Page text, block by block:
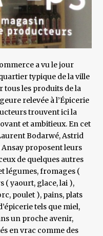
a vu le jour
typique de la ville
tous les produits de la
relevée à l’Épicerie
trouvent ici la
et ambitieux. En cet
Bodarwé, Astrid
Ansay proposent leurs
de quelques autres
légumes, fromages (
( yaourt, glace, lai ),
poulet ), pains, plats
tels que miel,
un proche avenir,
en vrac comme des